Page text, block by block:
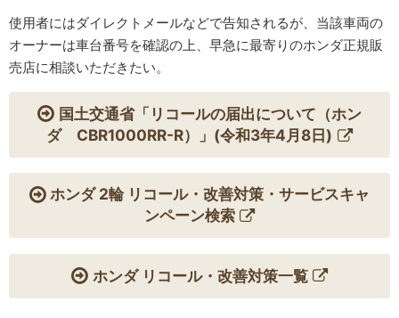
使用者にはダイレクトメールなどで告知されるが、当該車両の
オーナーは車台番号を確認の上、早急に最寄りのホンダ正規販
売店に相談いただきたい。
国土交通省「リコールの届出について（ホン
ダ CBR1000RR-R）」(令和3年4月8日)
ホンダ 2輪 リコール・改善対策・サービスキャ
ンペーン検索
ホンダ リコール・改善対策一覧